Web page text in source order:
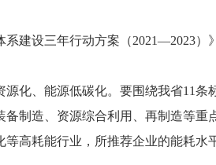
建设三年行动方案（2021—2023
化、能源低碳化。要围绕我省11
制造、资源综合利用、再制造等重
高耗能行业，所推荐企业的能耗水